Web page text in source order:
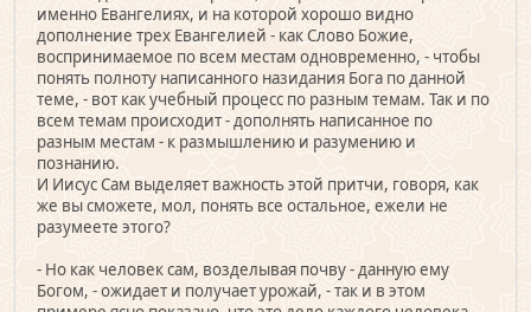
именно Евангелиях, и на которой хорошо видно
дополнение трех Евангелией - как Слово Божие,
воспринимаемое по всем местам одновременно, - чтобы
понять полноту написанного назидания Бога по данной
теме, - вот как учебный процесс по разным темам. Так и по
всем темам происходит - дополнять написанное по
разным местам - к размышлению и разумению и
познанию.
И Иисус Сам выделяет важность этой притчи, говоря, как
же вы сможете, мол, понять все остальное, ежели не
разумеете этого?
- Но как человек сам, возделывая почву - данную ему
Богом, - ожидает и получает урожай, - так и в этом